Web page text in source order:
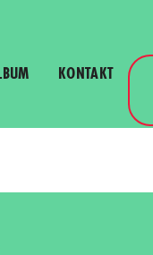
KONTAKT